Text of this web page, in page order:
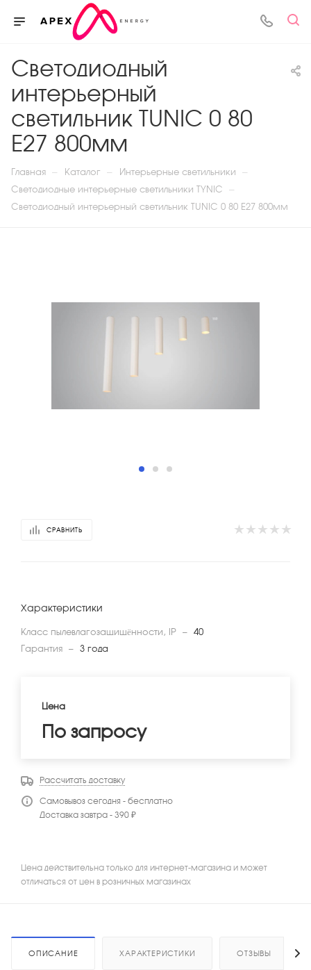
Светодиодный
интерьерный
светильник TUNIC 0 80
E27 800мм
Главная — Каталог — Интерьерные светильники —
Светодиодные интерьерные светильники TYNIC —
Светодиодный интерьерный светильник TUNIC 0 80 E27 800мм
СРАВНИТЬ
Характеристики
Класс пылевлагозащищённости, IP — 40
Гарантия — 3 года
Цена
По запросу
Рассчитать доставку
Самовывоз сегодня - бесплатно
Доставка завтра - 390 ₽
Цена действительна только для интернет-магазина и может
отличаться от цен в розничных магазинах
ОПИСАНИЕ ХАРАКТЕРИСТИКИ ОТЗЫВЫ